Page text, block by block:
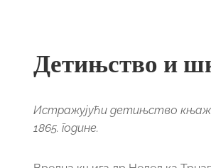
Детињство и
Истражујући детињство
1865. године.